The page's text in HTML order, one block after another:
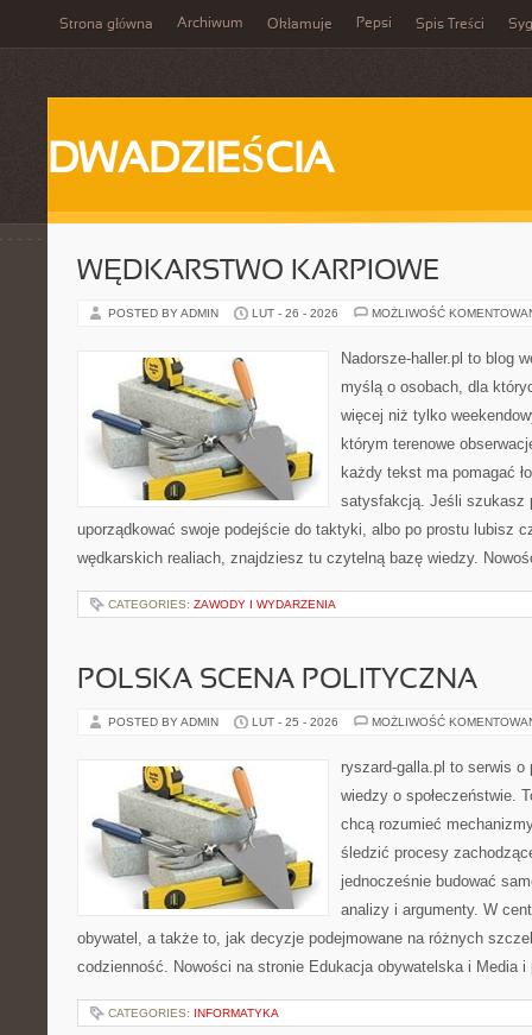
Strona główna Archiwum Okłamuje Pepsi Spis Treści
DWADZIEŚCIA
WĘDKARSTWO KARPIOWE
POSTED BY ADMIN LUT - 26 - 2026 MOŻLIWOŚĆ
Nadorsze-haller.pl to blog
myślą o osobach, dla
więcej niż tylko
którym terenowe
każdy tekst ma pomagać
satysfakcją. Jeśli szukasz
uporządkować swoje podejście do taktyki, albo po prostu lubisz
wędkarskich realiach, znajdziesz tu czytelną bazę wiedzy.
CATEGORIES: ZAWODY I WYDARZENIA
POLSKA SCENA POLITYCZNA
POSTED BY ADMIN LUT - 25 - 2026 MOŻLIWOŚĆ
ryszard-galla.pl to serwis
wiedzy o społeczeństwie.
chcą rozumieć
śledzić procesy
jednocześnie budować
analizy i argumenty. W
obywatel, a także to, jak decyzje podejmowane na różnych
codzienność. Nowości na stronie Edukacja obywatelska i Media
CATEGORIES: INFORMATYKA